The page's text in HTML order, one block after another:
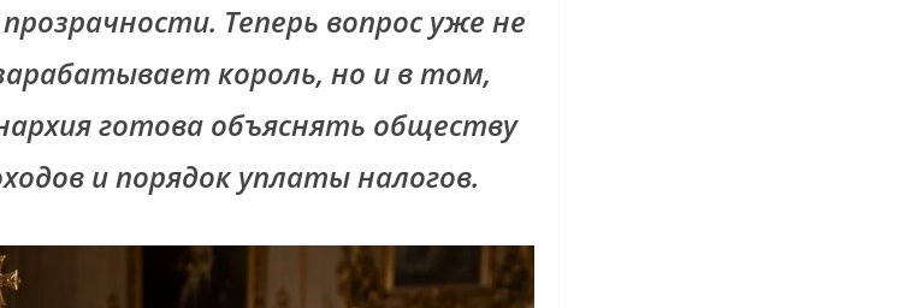
Теперь вопрос уже не
король, но и в том,
готова объяснять обществу
и порядок уплаты налогов.